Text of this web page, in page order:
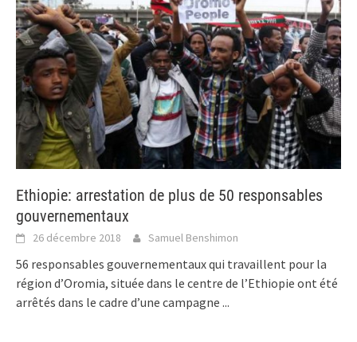
Ethiopie: arrestation de plus de 50 responsables
gouvernementaux
26 décembre 2018 Samuel Benshimon
56 responsables gouvernementaux qui travaillent pour la
région d’Oromia, située dans le centre de l’Ethiopie ont été
arrêtés dans le cadre d’une campagne ...